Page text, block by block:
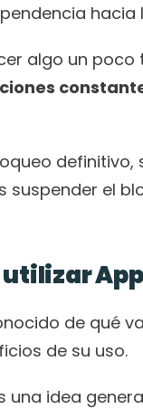
algo un
suspender el
de qué
de su uso.
una idea